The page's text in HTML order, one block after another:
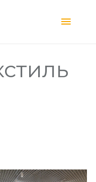
Main